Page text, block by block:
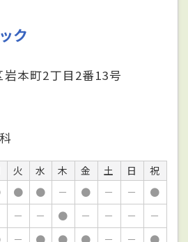
ク
本町2丁目2番13号
火 水 木 金 土 日
祝
● ● － ● － －
●
－ － ● － － －
－